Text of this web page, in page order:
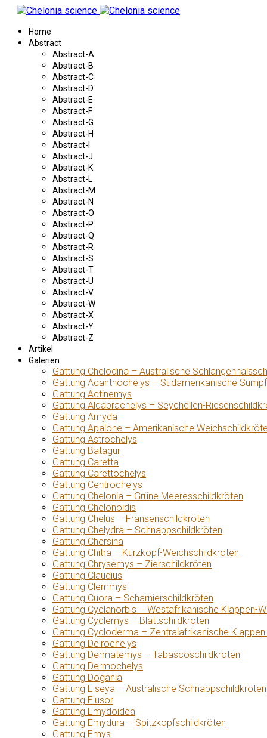
Home
Abstract
Abstract-A
Abstract-B
Abstract-C
Abstract-D
Abstract-E
Abstract-F
Abstract-G
Abstract-H
Abstract-I
Abstract-J
Abstract-K
Abstract-L
Abstract-M
Abstract-N
Abstract-O
Abstract-P
Abstract-Q
Abstract-R
Abstract-S
Abstract-T
Abstract-U
Abstract-V
Abstract-W
Abstract-X
Abstract-Y
Abstract-Z
Artikel
Galerien
Gattung Chelodina – Australische
Gattung Acanthochelys – Südamerikanische
Gattung Actinemys
Gattung Aldabrachelys – Seychellen-
Gattung Amyda
Gattung Apalone – Amerikanische
Gattung Astrochelys
Gattung Batagur
Gattung Caretta
Gattung Carettochelys
Gattung Centrochelys
Gattung Chelonia – Grüne Meeresschildkröten
Gattung Chelonoidis
Gattung Chelus – Fransenschildkröten
Gattung Chelydra – Schnappschildkröten
Gattung Chersina
Gattung Chitra – Kurzkopf-Weichschildkröten
Gattung Chrysemys – Zierschildkröten
Gattung Claudius
Gattung Clemmys
Gattung Cuora – Scharnierschildkröten
Gattung Cyclanorbis – Westafrikanische Klappen-
Gattung Cyclemys – Blattschildkröten
Gattung Cycloderma – Zentralafrikanische
Gattung Deirochelys
Gattung Dermatemys – Tabascoschildkröten
Gattung Dermochelys
Gattung Dogania
Gattung Elseya – Australische Schnappschildkröten
Gattung Elusor
Gattung Emydoidea
Gattung Emydura – Spitzkopfschildkröten
Gattung Emys